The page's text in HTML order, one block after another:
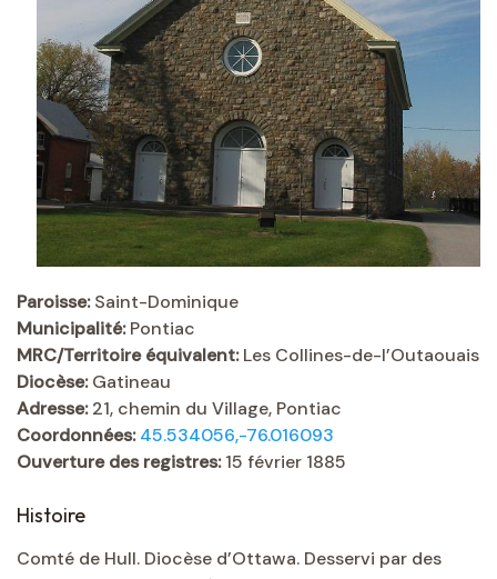
Paroisse:Saint-Dominique
Municipalité:Pontiac
MRC/Territoire équivalent:Les Collines-de-l’Outaouais
Diocèse:Gatineau
Adresse:21, chemin du Village, Pontiac
Coordonnées: 45.534056,-76.016093
Ouverture des registres:15 février 1885
Histoire
Comté de Hull. Diocèse d’Ottawa. Desservi par des